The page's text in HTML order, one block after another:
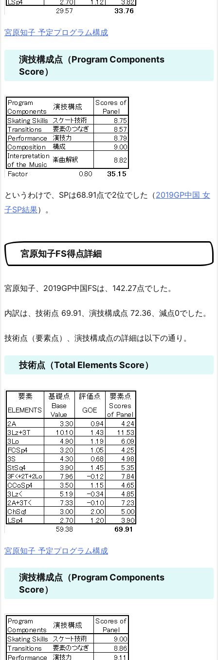
宮原知子 予定プログラム構成
演技構成点（Program Components
Score）
というわけで、SPは68.91点で2位でした（2019GP中国 女
子SP結果）。
宮原知子FS得点詳細
宮原知子、2019GP中国FSは、142.27点でした。
内訳は、技術点 69.91、演技構成点 72.36、減点0でした。
技術点（要素点）、演技構成点の詳細は以下の通り。
技術点（Total Elements Score）
宮原知子 予定プログラム構成
演技構成点（Program Components
Score）